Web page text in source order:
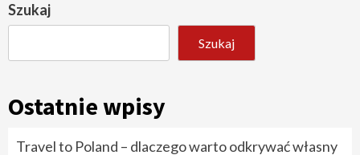
Szukaj
Szukaj
Ostatnie wpisy
Travel to Poland – dlaczego warto odkrywać własny